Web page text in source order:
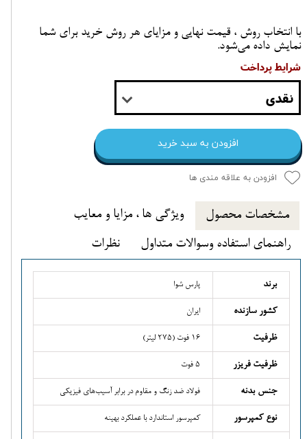
با انتخاب روش ، قیمت نهایی و مزایای هر روش خرید برای شما
نمایش داده می‌شود.
شرایط پرداخت
نقدی
افزودن به سبد خرید
افزودن به علاقه مندی ها
مشخصات محصول
ویژگی ها ، مزایا و معایب
راهنمای استفاده وسوالات متداول
نظرات
برند پارس شوا
کشور سازنده ایران
ظرفیت 16 فوت (275 لیتر)
ظرفیت فریزر 5 فوت
جنس بدنه فولاد ضد زنگ و مقاوم در برابر آسیب‌های فیزیکی
نوع کمپرسور کمپرسور استاندارد با عملکرد بهینه